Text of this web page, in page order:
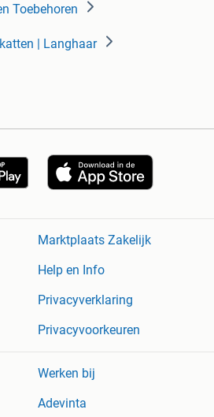
Toebehoren
| Langhaar
Marktplaats Zakelijk
Help en Info
Privacyverklaring
Privacyvoorkeuren
Werken bij
Adevinta